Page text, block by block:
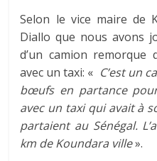
Selon le vice maire de
Diallo que nous avons
d’un camion
avec un taxi: « C’est un
bœufs en partance
avec un taxi qui avait à
partaient au Sénégal.
km de Koundara ville».